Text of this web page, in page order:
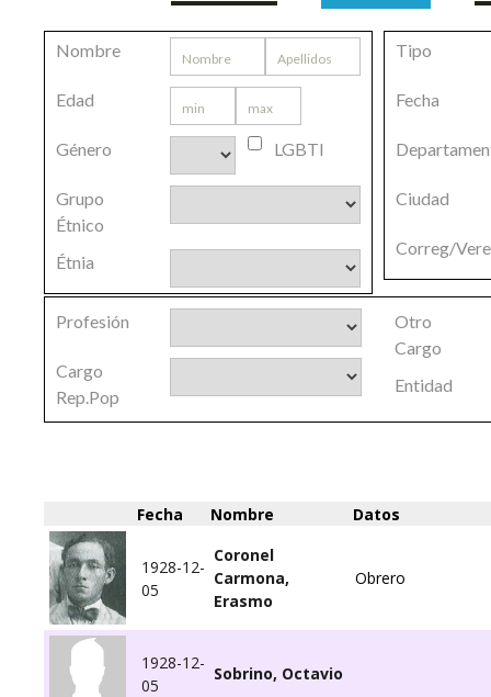
Nombre
Edad
Género LGBTI
Grupo
Étnico
Étnia
Tipo
Fecha
Ciudad
Correg/
Profesión
Cargo
Rep.Pop
Otro
Cargo
Entidad
Fecha Nombre Datos
1928-12-
05
Coronel
Carmona,
Erasmo
Obrero
1928-12-
05
Sobrino, Octavio